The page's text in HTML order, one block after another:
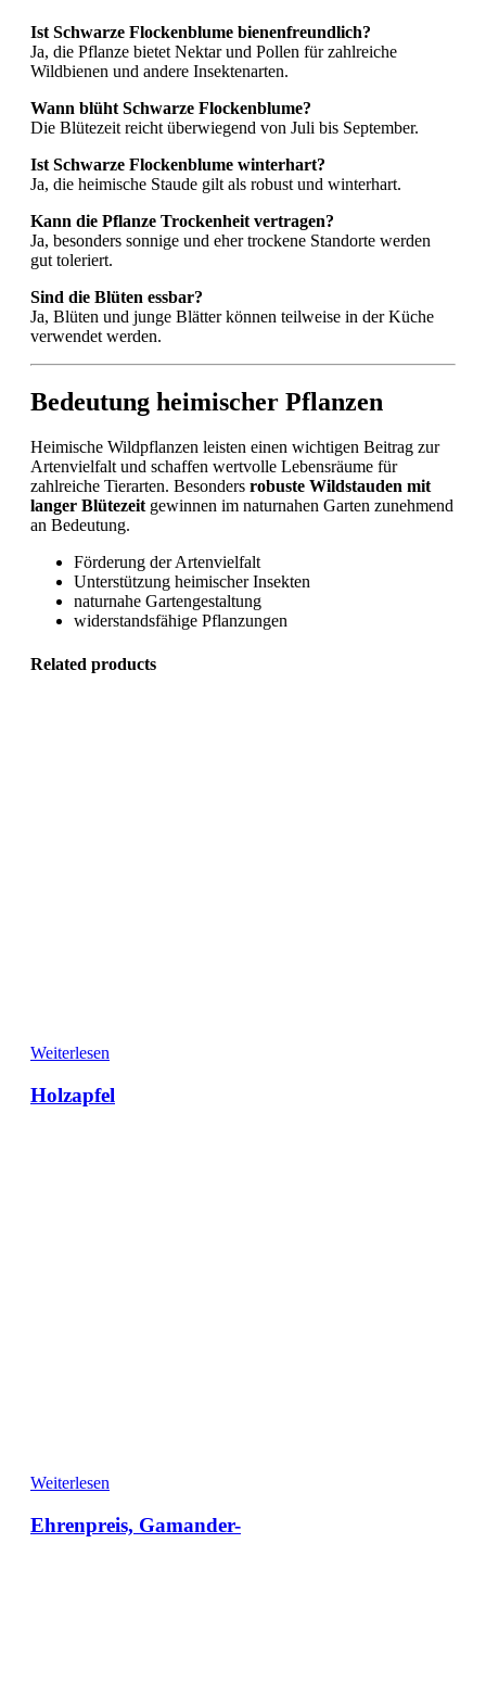
Ist Schwarze Flockenblume bienenfreundlich?
Ja, die Pflanze bietet Nektar und Pollen für zahlreiche
Wildbienen und andere Insektenarten.
Wann blüht Schwarze Flockenblume?
Die Blütezeit reicht überwiegend von Juli bis September.
Ist Schwarze Flockenblume winterhart?
Ja, die heimische Staude gilt als robust und winterhart.
Kann die Pflanze Trockenheit vertragen?
Ja, besonders sonnige und eher trockene Standorte werden
gut toleriert.
Sind die Blüten essbar?
Ja, Blüten und junge Blätter können teilweise in der Küche
verwendet werden.
Bedeutung heimischer Pflanzen
Heimische Wildpflanzen leisten einen wichtigen Beitrag zur
Artenvielfalt und schaffen wertvolle Lebensräume für
zahlreiche Tierarten. Besonders robuste Wildstauden mit
langer Blütezeitgewinnen im naturnahen Garten zunehmend
an Bedeutung.
Förderung der Artenvielfalt
Unterstützung heimischer Insekten
naturnahe Gartengestaltung
widerstandsfähige Pflanzungen
Related products
Weiterlesen
Holzapfel
Weiterlesen
Ehrenpreis, Gamander-